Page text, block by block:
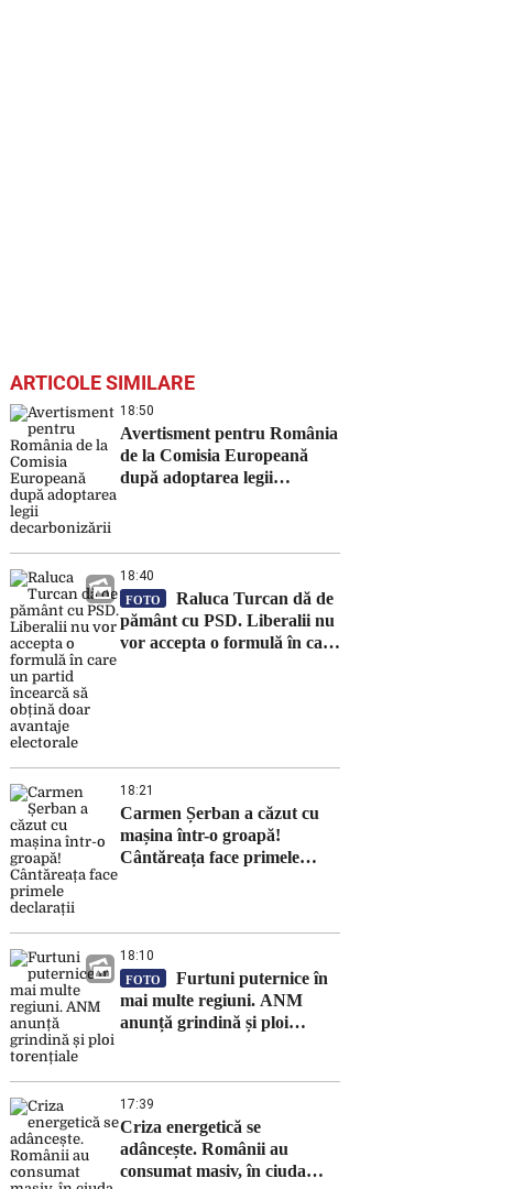
ARTICOLE SIMILARE
18:50
Avertisment pentru România
de la Comisia Europeană
după adoptarea legii
18:40
FOTO
Raluca Turcan dă de
pământ cu PSD. Liberalii nu
vor accepta o formulă în care
18:21
Carmen Șerban a căzut cu
mașina într-o groapă!
Cântăreața face primele
18:10
FOTO
Furtuni puternice în
mai multe regiuni. ANM
anunță grindină și ploi
17:39
Criza energetică se
adâncește. Românii au
consumat masiv, în ciuda